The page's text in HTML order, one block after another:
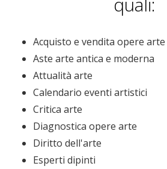
Acquisto e vendita opere arte
Aste arte antica e moderna
Attualità arte
Calendario eventi artistici
Critica arte
Diagnostica opere arte
Diritto dell'arte
Esperti dipinti